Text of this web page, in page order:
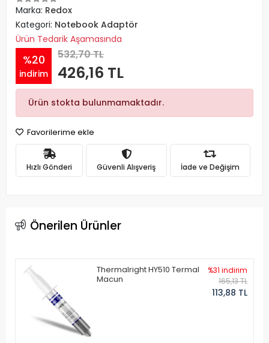
Marka: Redox
Kategori: Notebook Adaptör
Ürün Tedarik Aşamasında
%20
indirim
532,70 TL
426,16 TL
Ürün stokta bulunmamaktadır.
Favorilerime ekle
Hızlı Gönderi Güvenli Alışveriş İade ve Değişim
Önerilen Ürünler
Thermalright HY510 Termal
Macun
%31 indirim
165,13 TL
113,88 TL